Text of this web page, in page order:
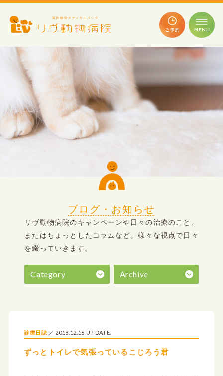
ブログ・お知らせ
リヴ動物病院のキャンペーンや日々の治療のこと、
またはちょっとしたコラムなど。様々な視点で日々
を綴っていきます。
Category Archive
ずっとトイレで気張っているこじろう君
診療日誌 2018.12.16 UP DATE.